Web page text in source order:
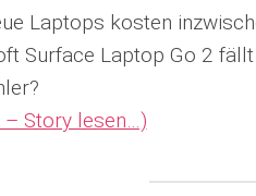
Laptops kosten
Surface Laptop Go 2
– Story lesen…)